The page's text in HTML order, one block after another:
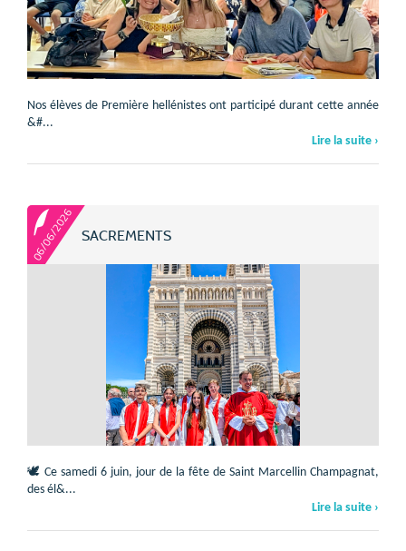
Nos élèves de Première hellénistes ont participé durant cette année
&#...
Lire la suite ›
06/06/2026 SACREMENTS
🕊️ Ce samedi 6 juin, jour de la fête de Saint Marcellin Champagnat,
des él&...
Lire la suite ›